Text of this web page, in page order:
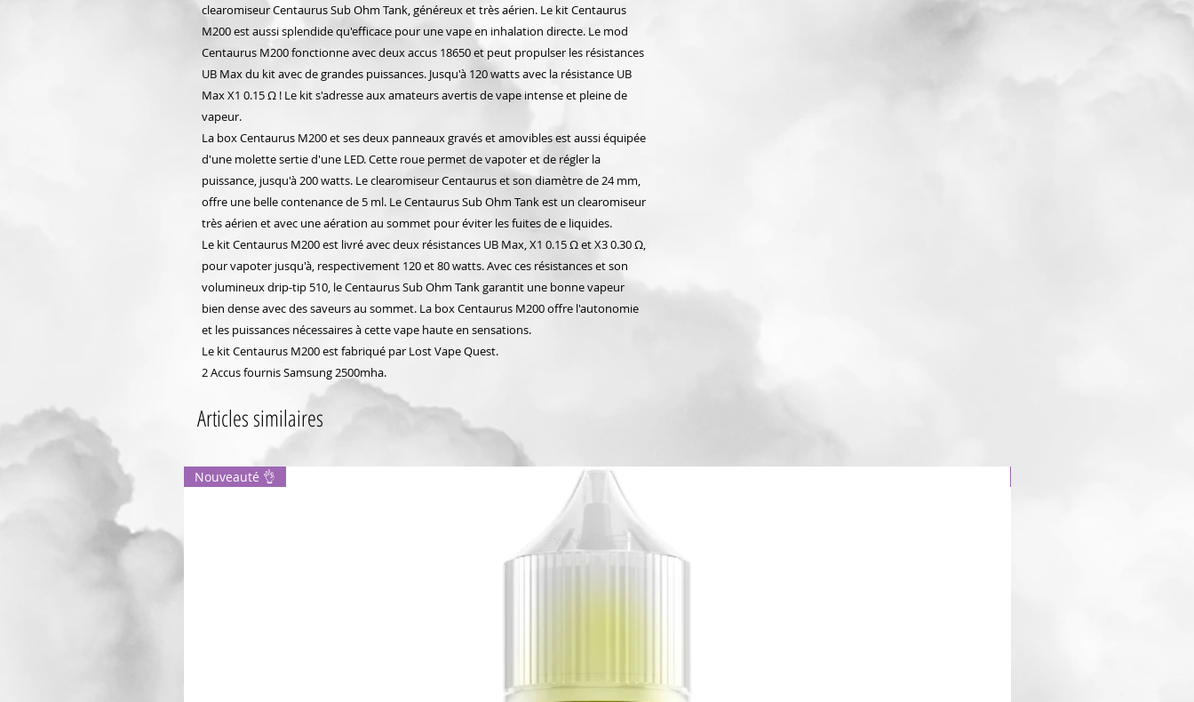
clearomiseur Centaurus Sub Ohm Tank, généreux et très aérien. Le kit Centaurus
M200 est aussi splendide qu'efficace pour une vape en inhalation directe. Le mod
Centaurus M200 fonctionne avec deux accus 18650 et peut propulser les résistances
UB Max du kit avec de grandes puissances. Jusqu'à 120 watts avec la résistance UB
Max X1 0.15 Ω ! Le kit s'adresse aux amateurs avertis de vape intense et pleine de
vapeur.
La box Centaurus M200 et ses deux panneaux gravés et amovibles est aussi équipée
d'une molette sertie d'une LED. Cette roue permet de vapoter et de régler la
puissance, jusqu'à 200 watts. Le clearomiseur Centaurus et son diamètre de 24 mm,
offre une belle contenance de 5 ml. Le Centaurus Sub Ohm Tank est un clearomiseur
très aérien et avec une aération au sommet pour éviter les fuites de e liquides.
Le kit Centaurus M200 est livré avec deux résistances UB Max, X1 0.15 Ω et X3 0.30 Ω,
pour vapoter jusqu'à, respectivement 120 et 80 watts. Avec ces résistances et son
volumineux drip-tip 510, le Centaurus Sub Ohm Tank garantit une bonne vapeur
bien dense avec des saveurs au sommet. La box Centaurus M200 offre l'autonomie
et les puissances nécessaires à cette vape haute en sensations.
Le kit Centaurus M200 est fabriqué par Lost Vape Quest.
2 Accus fournis Samsung 2500mha.
Articles similaires
Nouveauté 👌